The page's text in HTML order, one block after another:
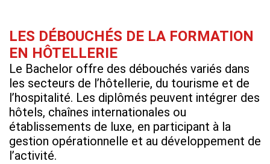
LES DÉBOUCHÉS DE LA FORMATION
EN HÔTELLERIE
Le Bachelor offre des débouchés variés dans
les secteurs de l’hôtellerie, du tourisme et de
l’hospitalité. Les diplômés peuvent intégrer des
hôtels, chaînes internationales ou
établissements de luxe, en participant à la
gestion opérationnelle et au développement de
l’activité.